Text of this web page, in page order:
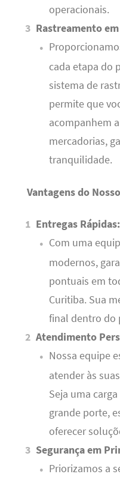
operacionais.
Rastreamento
cada etapa do
sistema de
permite que
acompanhem
mercadorias,
tranquilidade.
Vantagens do
Entregas Rápidas:
Com uma
modernos,
pontuais em
Curitiba. Sua
final dentro do
Atendimento
Nossa equipe
atender às
Seja uma
grande porte,
oferecer
Segurança em
Priorizamos a